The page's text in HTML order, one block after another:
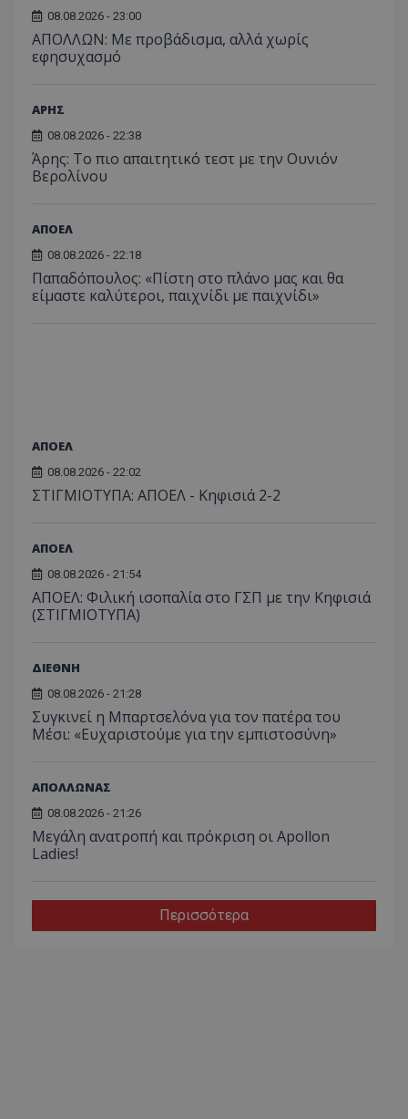
08.08.2026 - 23:00
ΑΠΟΛΛΩΝ: Με προβάδισμα, αλλά χωρίς
εφησυχασμό
ΑΡΗΣ
08.08.2026 - 22:38
Άρης: Το πιο απαιτητικό τεστ με την Ουνιόν
Βερολίνου
ΑΠΟΕΛ
08.08.2026 - 22:18
Παπαδόπουλος: «Πίστη στο πλάνο μας και θα
είμαστε καλύτεροι, παιχνίδι με παιχνίδι»
ΑΠΟΕΛ
08.08.2026 - 22:02
ΣΤΙΓΜΙΟΤΥΠΑ: ΑΠΟΕΛ - Κηφισιά 2-2
ΑΠΟΕΛ
08.08.2026 - 21:54
ΑΠΟΕΛ: Φιλική ισοπαλία στο ΓΣΠ με την Κηφισιά
(ΣΤΙΓΜΙΟΤΥΠΑ)
ΔΙΕΘΝΗ
08.08.2026 - 21:28
Συγκινεί η Μπαρτσελόνα για τον πατέρα του
Μέσι: «Ευχαριστούμε για την εμπιστοσύνη»
ΑΠΟΛΛΩΝΑΣ
08.08.2026 - 21:26
Μεγάλη ανατροπή και πρόκριση οι Apollon
Ladies!
Περισσότερα